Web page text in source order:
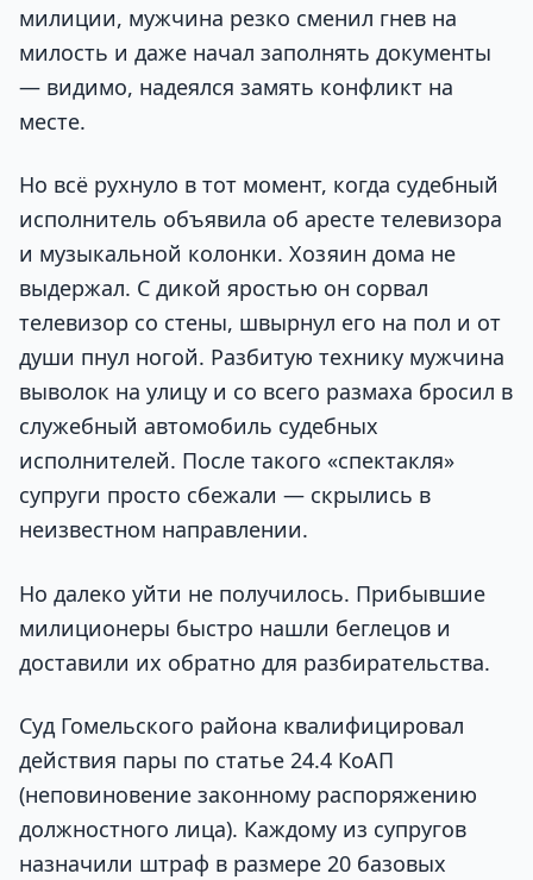
милиции, мужчина резко сменил гнев на
милость и даже начал заполнять документы
— видимо, надеялся замять конфликт на
месте.
Но всё рухнуло в тот момент, когда судебный
исполнитель объявила об аресте телевизора
и музыкальной колонки. Хозяин дома не
выдержал. С дикой яростью он сорвал
телевизор со стены, швырнул его на пол и от
души пнул ногой. Разбитую технику мужчина
выволок на улицу и со всего размаха бросил в
служебный автомобиль судебных
исполнителей. После такого «спектакля»
супруги просто сбежали — скрылись в
неизвестном направлении.
Но далеко уйти не получилось. Прибывшие
милиционеры быстро нашли беглецов и
доставили их обратно для разбирательства.
Суд Гомельского района квалифицировал
действия пары по статье 24.4 КоАП
(неповиновение законному распоряжению
должностного лица). Каждому из супругов
назначили штраф в размере 20 базовых